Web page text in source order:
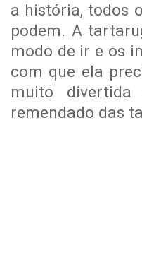
a história, todos
podem. A
modo de ir e os
com que ela
muito
remendado das